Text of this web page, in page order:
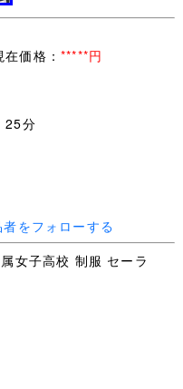
在価格： *****円
25分
者をフォローする
女子高校 制服 セーラ